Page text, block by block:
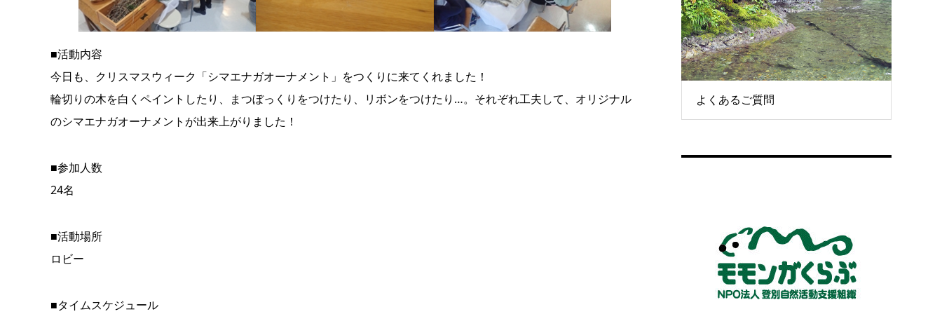
■活動内容
今日も、クリスマスウィーク「シマエナガオーナメント」をつくりに来てくれました！
輪切りの木を白くペイントしたり、まつぼっくりをつけたり、リボンをつけたり…。それぞれ工夫して、オリジナル
のシマエナガオーナメントが出来上がりました！
■参加人数
24名
■活動場所
ロビー
■タイムスケジュール
よくあるご質問